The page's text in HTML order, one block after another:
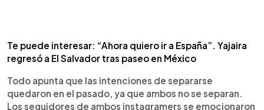
Te puede interesar: “Ahora quiero ir a España”. Yajaira
regresó a El Salvador tras paseo en México
Todo apunta que las intenciones de separarse
quedaron en el pasado, ya que ambos no se separan.
Los seguidores de ambos instagramers se emocionaron